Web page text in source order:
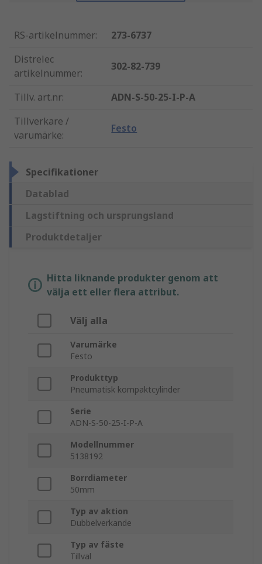
RS-artikelnummer:
273-6737
Distrelec
artikelnummer:
302-82-739
Tillv. art.nr:
ADN-S-50-25-I-P-A
Tillverkare /
varumärke:
Festo
Specifikationer
Datablad
Lagstiftning och ursprungsland
Produktdetaljer
Hitta liknande produkter genom att
välja ett eller flera attribut.
Välj alla
Varumärke
Festo
Produkttyp
Pneumatisk kompaktcylinder
Serie
ADN-S-50-25-I-P-A
Modellnummer
5138192
Borrdiameter
50mm
Typ av aktion
Dubbelverkande
Typ av fäste
Tillval